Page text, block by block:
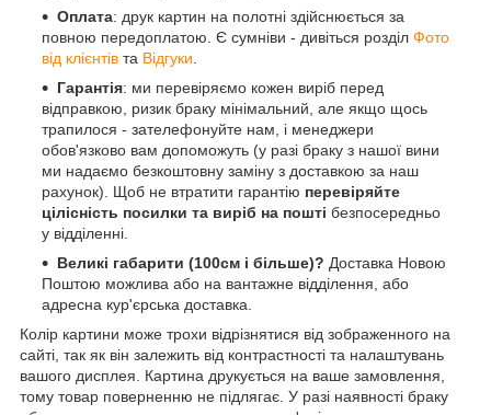
Оплата: друк картин на полотні здійснюється за
повною передоплатою. Є сумніви - дивіться розділ Фото
від клієнтів та Відгуки.
Гарантія: ми перевіряємо кожен виріб перед
відправкою, ризик браку мінімальний, але якщо щось
трапилося - зателефонуйте нам, і менеджери
обов'язково вам допоможуть (у разі браку з нашої вини
ми надаємо безкоштовну заміну з доставкою за наш
рахунок). Щоб не втратити гарантію перевіряйте
цілісність посилки та виріб на пошті безпосередньо
у відділенні.
Великі габарити (100см і більше)? Доставка Новою
Поштою можлива або на вантажне відділення, або
адресна кур'єрська доставка.
Колір картини може трохи відрізнятися від зображенного на
сайті, так як він залежить від контрастності та налаштувань
вашого дисплея. Картина друкується на ваше замовлення,
тому товар поверненню не підлягає. У разі наявності браку